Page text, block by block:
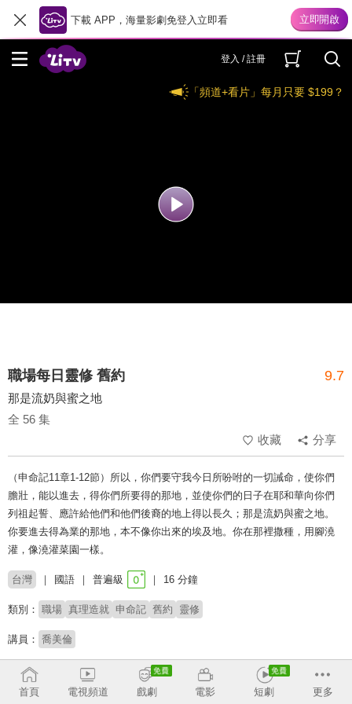
下載 APP，海量影劇免登入立即看
登入 / 註冊
「頻道+看片」每月只要 $199？
職場每日靈修 舊約 9.7
那是流奶與蜜之地
全 56 集
收藏
分享
（申命記11章1-12節）所以，你們要守我今日所吩咐的一切誡命，使你們
膽壯，能以進去，得你們所要得的那地，並使你們的日子在耶和華向你們
列祖起誓、應許給他們和他們後裔的地上得以長久；那是流奶與蜜之地。
你要進去得為業的那地，本不像你出來的埃及地。你在那裡撒種，用腳澆
灌，像澆灌菜園一樣。
台灣 國語 普遍級 16 分鐘
類別： 職場 真理造就 申命記 舊約 靈修
講員： 喬美倫
收回
首頁
電視頻道 戲劇 電影 短劇 更多